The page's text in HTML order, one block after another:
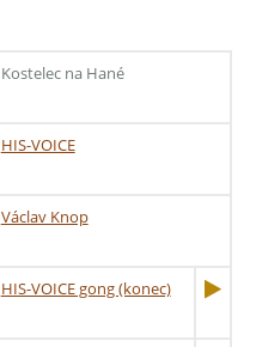
Kostelec na Hané
HIS-VOICE
Václav Knop
HIS-VOICE gong (konec)